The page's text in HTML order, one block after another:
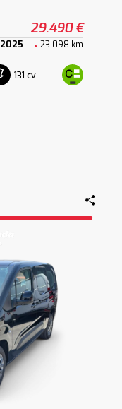
29.490 €
2025 23.098 km
131 cv